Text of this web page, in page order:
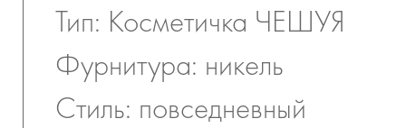
Тип: Косметичка ЧЕШУЯ
Фурнитура: никель
Стиль: повседневный